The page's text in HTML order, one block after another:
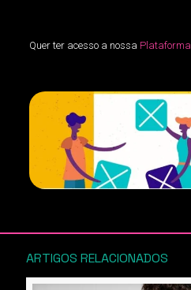
Quer ter acesso a nossa Plataforma
ARTIGOS RELACIONADOS